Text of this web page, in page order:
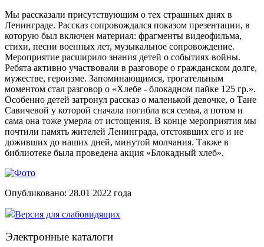
Мы рассказали присутствующим о тех страшных днях в
Ленинграде. Рассказ сопровождался показом презентации, в
которую был включен материал: фрагменты видеофильма,
стихи, песни военных лет, музыкальное сопровождение.
Мероприятие расширило знания детей о событиях войны.
Ребята активно участвовали в разговоре о гражданском долге,
мужестве, героизме. Запоминающимся, трогательным
моментом стал разговор о «Хлебе - блокадном пайке 125 гр.».
Особенно детей затронул рассказ о маленькой девочке, о Тане
Савичевой у которой сначала погибла вся семья, а потом и
сама она тоже умерла от истощения. В конце мероприятия мы
почтили память жителей Ленинграда, отстоявших его и не
доживших до наших дней, минутой молчания. Также в
библиотеке была проведена акция «Блокадный хлеб».
Опубликовано: 28.01 2022 года
Версия для слабовидящих
Электронные каталоги